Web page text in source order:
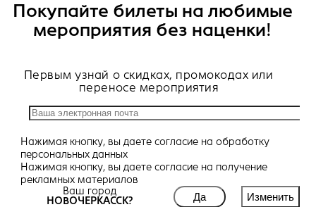
Покупайте билеты на любимые
мероприятия без наценки!
Первым узнай о скидках, промокодах или
переносе мероприятия
Нажимая кнопку, вы даете согласие на обработку
персональных данных
Нажимая кнопку, вы даете согласие на получение
рекламных материалов
Ваш город
НОВОЧЕРКАССК?
Да Изменить